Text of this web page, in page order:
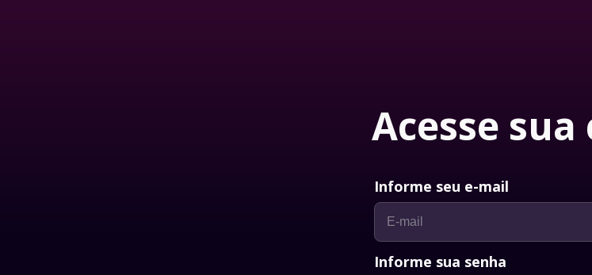
Acesse
Informe seu e-mail
Informe sua senha